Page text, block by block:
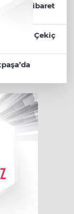
ibaret
Çekiç